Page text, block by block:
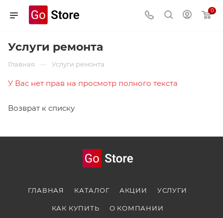
0
Услуги ремонта
Главная — Услуги ремонта
У Вас нет прав на просмотр полного текста
Возврат к списку
ГЛАВНАЯ КАТАЛОГ АКЦИИ УСЛУГИ
КАК КУПИТЬ О КОМПАНИИ